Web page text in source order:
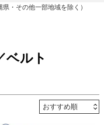
・その他一部地域を除く）
ベルト